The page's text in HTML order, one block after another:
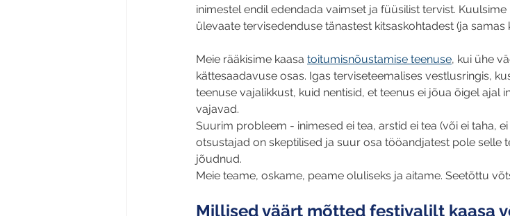
inimestel endil edendada vaimset ja füüsilist tervist.
ülevaate tervisedenduse tänastest kitsaskohtadest (ja samas
Meie rääkisime kaasa toitumisnõustamise teenuse, kui ühe
kättesaadavuse osas. Igas terviseteemalises vestlusringis,
teenuse vajalikkust, kuid nentisid, et teenus ei jõua õigel ajal
vajavad.
Suurim probleem - inimesed ei tea, arstid ei tea (või ei taha,
otsustajad on skeptilised ja suur osa tööandjatest pole selle
jõudnud.
Meie teame, oskame, peame oluliseks ja aitame. Seetõttu
Millised väärt mõtted festivalilt kaasa